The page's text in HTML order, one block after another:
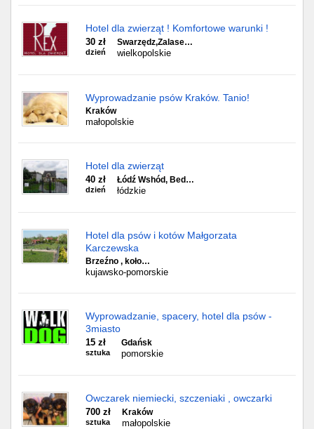
Hotel dla zwierząt ! Komfortowe warunki !
30 zł
dzień
Swarzędz,Zalase…
wielkopolskie
Wyprowadzanie psów Kraków. Tanio!
Kraków
małopolskie
Hotel dla zwierząt
40 zł
dzień
Łódź Wshód, Bed…
łódzkie
Hotel dla psów i kotów Małgorzata
Karczewska
Brzeźno , koło…
kujawsko-pomorskie
Wyprowadzanie, spacery, hotel dla psów -
3miasto
15 zł
sztuka
Gdańsk
pomorskie
Owczarek niemiecki, szczeniaki , owczarki
700 zł
sztuka
Kraków
małopolskie